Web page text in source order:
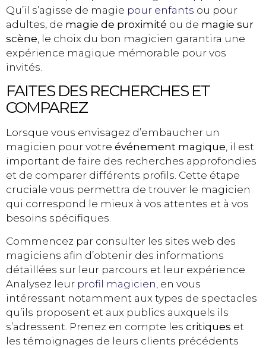
Qu’il s’agisse de magie pour enfants ou pour
adultes, de magie de proximité ou de magie sur
scène, le choix du bon magicien garantira une
expérience magique mémorable pour vos
invités.
FAITES DES RECHERCHES ET
COMPAREZ
Lorsque vous envisagez d’embaucher un
magicien pour votre événement magique, il est
important de faire des recherches approfondies
et de comparer différents profils. Cette étape
cruciale vous permettra de trouver le magicien
qui correspond le mieux à vos attentes et à vos
besoins spécifiques.
Commencez par consulter les sites web des
magiciens afin d’obtenir des informations
détaillées sur leur parcours et leur expérience.
Analysez leur profil magicien , en vous
intéressant notamment aux types de spectacles
qu’ils proposent et aux publics auxquels ils
s’adressent. Prenez en compte les critiques et
les témoignages de leurs clients précédents